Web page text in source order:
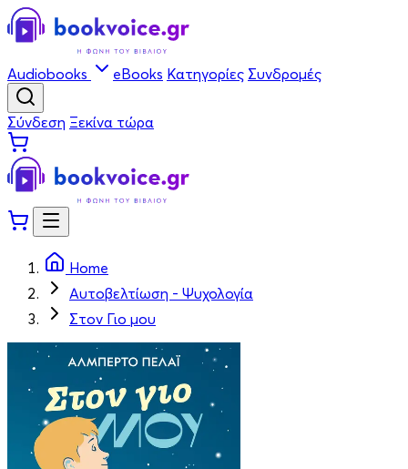
Audiobooks eBooks Κατηγορίες Συνδρομές
Σύνδεση Ξεκίνα τώρα
Home
Αυτοβελτίωση - Ψυχολογία
Στον Γιο μου